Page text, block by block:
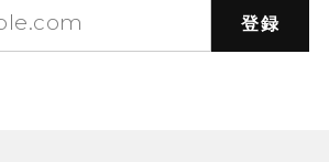
登録